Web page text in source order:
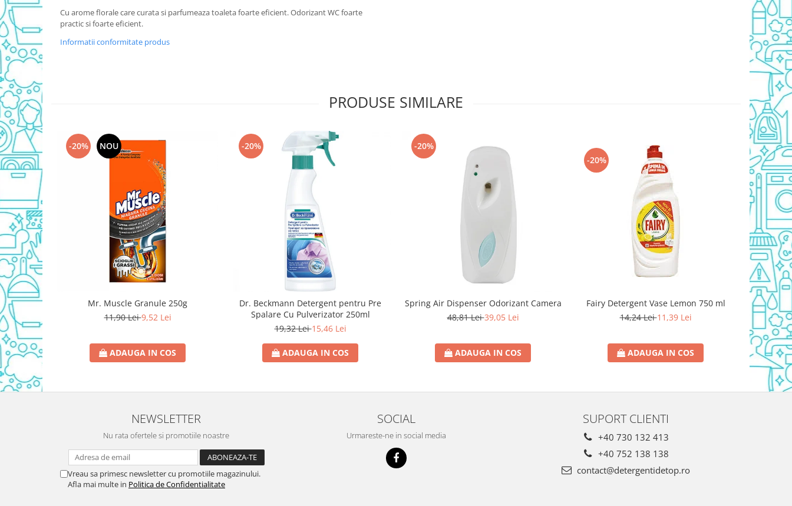
Solutie Clatire Vase
Sare Masina De Spalat
Folie Si Pungi Alimentare
Lavete Si Bureti
Curatenie Bucatarie
Pungi Ambalare / Saci Menajeri
Vase Si Accesorii
Diverse pentru bucatarie
Igiena si Dezinfectie
Cif Spray Baie
Detartrant WC
Dezinfectant Baie
Dezinfectant Bucatarie
Dezinfectant Sano
Domestos Verde
Domestos WC
Gel Antibacterian
Igienol Dezinfectant
Produse Curatenie Baie
Produse Sano Baie
Sanytol Dezinfectant
Hartie Igienica
Prosoape De Hartie Si Servetele
Prosoape de Hartie
Odorizant Camera Profesional
Odorizant Camera cu Betisoare
Odorizant Camera Electric
Odorizant Camera Ambi Pur
Rezerva Odorizant Camera
Cu arome florale care curata si parfumeaza toaleta foarte eficient. Odorizant WC foarte
practic si foarte eficient.
Informatii conformitate produs
PRODUSE SIMILARE
-20% NOU
Mr. Muscle Granule 250g
11,90 Lei9,52 Lei
ADAUGA IN COS
-20%
Dr. Beckmann Detergent pentru Pre
Spalare Cu Pulverizator 250ml
19,32 Lei15,46 Lei
ADAUGA IN COS
-20%
Spring Air Dispenser Odorizant Camera
48,81 Lei39,05 Lei
ADAUGA IN COS
-20%
Fairy Detergent Vase Lemon 750 ml
14,24 Lei11,39 Lei
ADAUGA IN COS
-20%
Triumf
NEWSLETTER
Nu rata ofertele si promotiile noastre
Vreau sa primesc newsletter cu promotiile magazinului.
Afla mai multe in Politica de Confidentialitate
SOCIAL
Urmareste-ne in social media
SUPORT CLIENTI
+40 730 132 413
+40 752 138 138
contact@detergentidetop.ro